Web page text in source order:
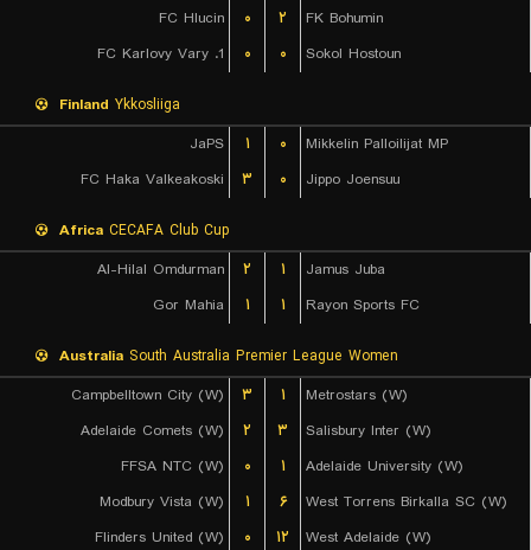
FC Hlucin
۰ ۲
FK Bohumin
1. FC Karlovy Vary
۰ ۰ Sokol Hostoun
Finland Ykkosliiga
JaPS
۱ ۰
Mikkelin Palloilijat MP
FC Haka Valkeakoski
۳ ۰ Jippo Joensuu
Africa CECAFA Club Cup
Al-Hilal Omdurman
۲ ۱
Jamus Juba
Gor Mahia
۱ ۱ Rayon Sports FC
Australia South Australia Premier League Women
Campbelltown City (W)
۳ ۱
Metrostars (W)
Adelaide Comets (W)
۲ ۳
Salisbury Inter (W)
FFSA NTC (W)
۰ ۱
Adelaide University (W)
Modbury Vista (W)
۱ ۶
West Torrens Birkalla SC (W)
Flinders United (W)
۰ ۱۲ West Adelaide (W)